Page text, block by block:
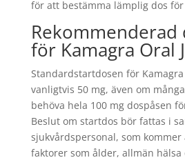
för att bestämma lämplig dos
Rekommenderad
för Kamagra Oral
Standardstartdosen för
vanligtvis 50 mg, även om
behöva hela 100 mg dospåsen
Beslut om startdos bör fattas i
sjukvårdspersonal, som kommer
faktorer som ålder, allmän hälsa